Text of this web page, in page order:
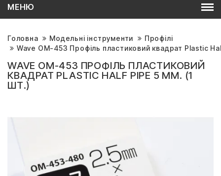
МЕНЮ
Головна Модельні інструменти
Профілі
Wave OM-453 Профіль пластиковий квадрат Plastic
WAVE OM-453 ПРОФІЛЬ ПЛАСТИКОВИЙ
КВАДРАТ PLASTIC HALF PIPE 5 ММ. (1
ШТ.)